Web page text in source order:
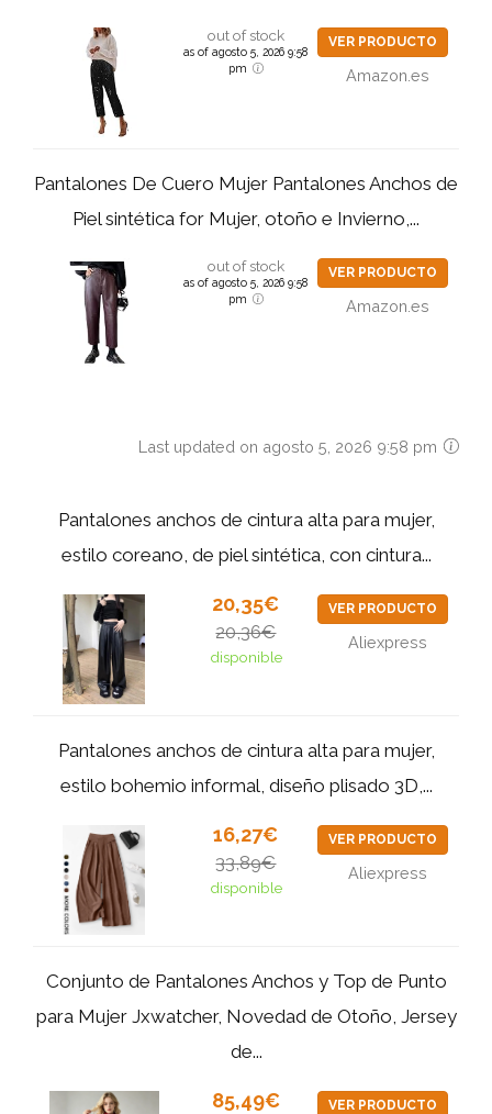
out of stock
as of agosto 5, 2026 9:58
pm
VER PRODUCTO
Amazon.es
Pantalones De Cuero Mujer Pantalones Anchos de
Piel sintética for Mujer, otoño e Invierno,...
out of stock
as of agosto 5, 2026 9:58
pm
VER PRODUCTO
Amazon.es
Last updated on agosto 5, 2026 9:58 pm
Pantalones anchos de cintura alta para mujer,
estilo coreano, de piel sintética, con cintura...
20,35€
20,36€
disponible
VER PRODUCTO
Aliexpress
Pantalones anchos de cintura alta para mujer,
estilo bohemio informal, diseño plisado 3D,...
16,27€
33,89€
disponible
VER PRODUCTO
Aliexpress
Conjunto de Pantalones Anchos y Top de Punto
para Mujer Jxwatcher, Novedad de Otoño, Jersey
de...
85,49€ VER PRODUCTO